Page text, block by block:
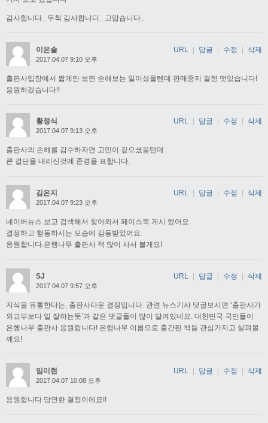
감사합니다.. 무척 감사합니디.. 고맙습니다..
이은솔
2017.04.07 9:10 오후
출판사입장에서 짧게만 보면 손해보는 일이셨을텐데 판매중지 결정 멋있습니다!
응원하겠습니다!!
URL | 답글 | 수정 | 삭제
황정식
2017.04.07 9:13 오후
출판사의 손해를 감수하자면 고민이 깊으셨을텐데
큰 결단을 내리신것에 존경을 표합니다.
URL 답글 수정 삭제
김은지
2017.04.07 9:23 오후
네이버뉴스 보고 검색해서 찾아와서 페이스북 게시 했어요.
결정하고 행동하시는 모습에 감동받았어요.
응원합니다.은행나무 출판사 책 많이 사서 볼게요!
URL 답글 수정 삭제
SJ
2017.04.07 9:57 오후
지식을 유통한다는, 출판사다운 결정입니다. 관련 뉴스기사 댓글보시면 ‘출판사가
외교부보다 일 잘하는듯’과 같은 댓글들이 많이 달려있네요. 대한민국 국민들이
은행나무 출판사 응원합니다! 은행나무 이름으로 출간된 책들 관심가지고 살펴볼
께요!
URL 답글 수정 삭제
임미현
2017.04.07 10:08 오후
응원합니다 당연한 결정이에요!!
URL | 답글 | 수정 | 삭제